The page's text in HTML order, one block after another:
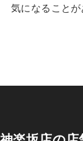
気になること